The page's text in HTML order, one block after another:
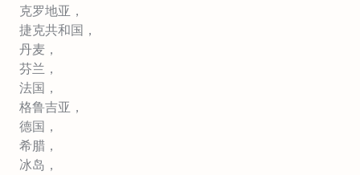
克罗地亚，
捷克共和国，
丹麦，
芬兰，
法国，
格鲁吉亚，
德国，
希腊，
冰岛，